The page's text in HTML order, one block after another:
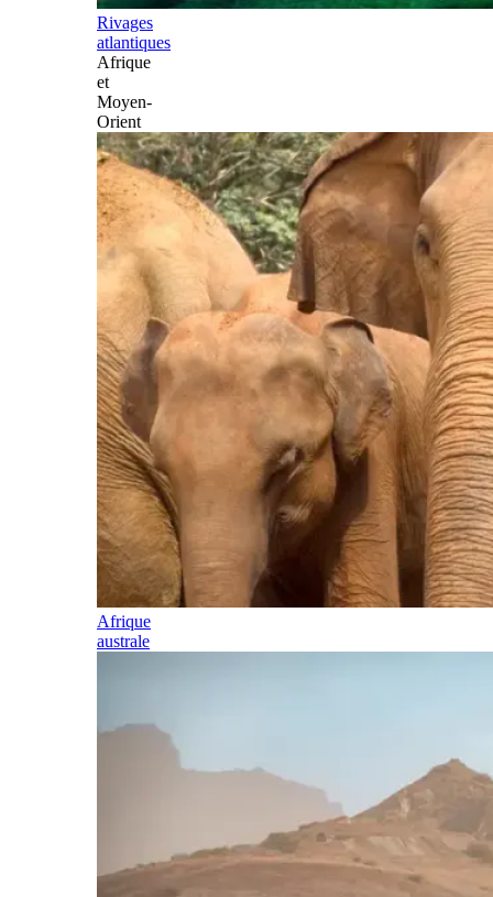
Rivages
atlantiques
Afrique
et
Moyen-
Orient
Afrique
australe